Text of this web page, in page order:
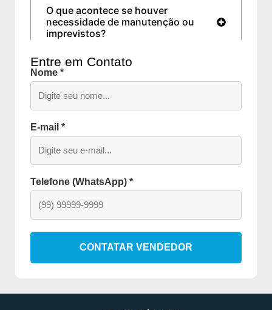
O que acontece se houver
necessidade de manutenção ou
imprevistos?
Entre em Contato
Nome *
E-mail *
Telefone (WhatsApp) *
CONTATAR VENDEDOR